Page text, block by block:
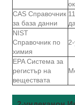
CAS Справочник
за база данни
NIST
Справочник по
химия
EPA Система за
регистър на
веществата